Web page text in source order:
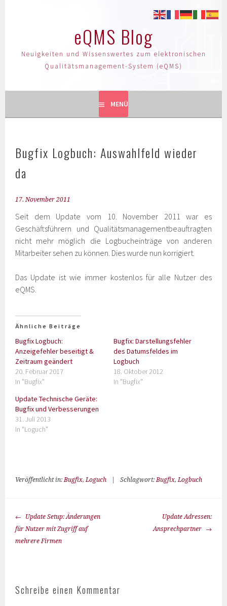
eQMS Blog
Neuigkeiten und Wissenswertes zum elektronischen
Qualitätsmanagement-System (eQMS)
MENÜ
Bugfix Logbuch: Auswahlfeld wieder
da
17. November 2011
Seit dem Update vom 10. November 2011 war es
Geschäftsführern und Qualitätsmanagementbeauftragten
nicht mehr möglich die Logbucheinträge von anderen
Mitarbeiter sehen zu können. Dies wurde nun korrigiert.
Das Update ist wie immer kostenlos für alle Nutzer des
eQMS.
Ähnliche Beiträge
Bugfix Logbuch:
Anzeigefehler beseitigt &
Zeitraum geändert
20. Februar 2017
In "Bugfix"
Bugfix: Darstellungsfehler
des Datumsfeldes im
Logbuch
18. Oktober 2012
In "Bugfix"
Update Technische Geräte:
Bugfix und Verbesserungen
31. Juli 2013
In "Loguch"
Veröffentlicht in:Bugfix,Loguch Schlagwort:Bugfix,Logbuch
Update Setup: Änderungen
für Nutzer mit Zugriff auf
mehrere Firmen
Update Adressen:
Ansprechpartner
Schreibe einen Kommentar